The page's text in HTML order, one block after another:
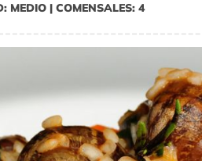
MEDIO | COMENSALES: 4